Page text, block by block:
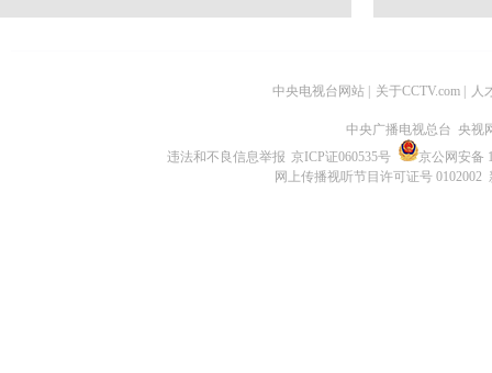
中央电视台网站 关于CCTV.com 人
中央广播电视总台 央视
违法和不良信息举报 京ICP证060535号
京公网安备
网上传播视听节目许可证号 0102002